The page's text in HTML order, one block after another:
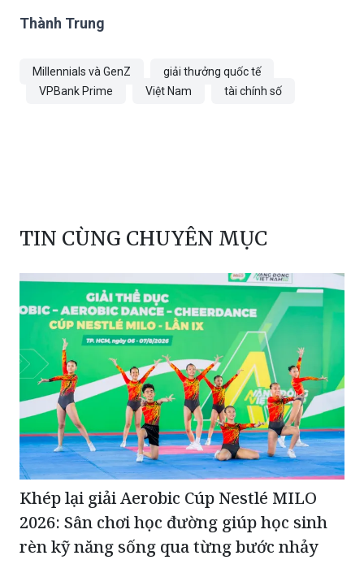
Thành Trung
Millennials và GenZ
giải thưởng quốc tế
VPBank Prime
Việt Nam tài chính số
TIN CÙNG CHUYÊN MỤC
Khép lại giải Aerobic Cúp Nestlé MILO
2026: Sân chơi học đường giúp học sinh
rèn kỹ năng sống qua từng bước nhảy